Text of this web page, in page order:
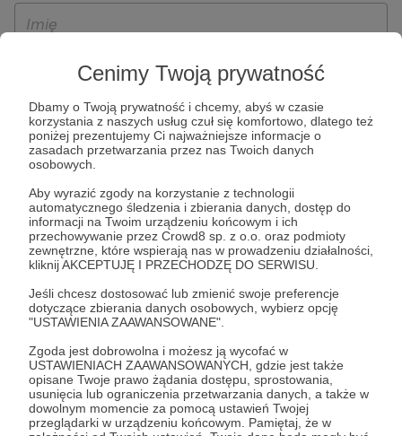
Cenimy Twoją prywatność
Dbamy o Twoją prywatność i chcemy, abyś w czasie
korzystania z naszych usług czuł się komfortowo, dlatego też
poniżej prezentujemy Ci najważniejsze informacje o
zasadach przetwarzania przez nas Twoich danych
osobowych.
Aby wyrazić zgody na korzystanie z technologii
automatycznego śledzenia i zbierania danych, dostęp do
informacji na Twoim urządzeniu końcowym i ich
przechowywanie przez Crowd8 sp. z o.o. oraz podmioty
zewnętrzne, które wspierają nas w prowadzeniu działalności,
kliknij AKCEPTUJĘ I PRZECHODZĘ DO SERWISU.
Jeśli chcesz dostosować lub zmienić swoje preferencje
dotyczące zbierania danych osobowych, wybierz opcję
"USTAWIENIA ZAAWANSOWANE".
Zgoda jest dobrowolna i możesz ją wycofać w
USTAWIENIACH ZAAWANSOWANYCH, gdzie jest także
opisane Twoje prawo żądania dostępu, sprostowania,
usunięcia lub ograniczenia przetwarzania danych, a także w
dowolnym momencie za pomocą ustawień Twojej
przeglądarki w urządzeniu końcowym. Pamiętaj, że w
Patronite.pl, w tym możliwości dokonywania oraz
otrzymywania wsparcia na naszej platformie oraz
ich przenoszenia, niepodlegania zautomatyzowanemu
wyrażenia sprzeciwu wobec przetwarzania Twoich danych
osobowych. Rejestracja dla osób niepełnoletnich możliwa
jest po przekazaniu podpisanego formularza "Zgodna na
założenie konta przez osobę niepełnoletnią", formularz
dostępny jest na stronie regulaminu Patronite.pl.
* Zapoznałem się i akceptujęRegulaminserwisu oraz
Prywatności.
* Wyrażam zgodę na przetwarzanie moich danych
osobowych podanych w formularzu rejestracyjnym w celu
prawidłowego świadczenia usług serwisu Patronite.